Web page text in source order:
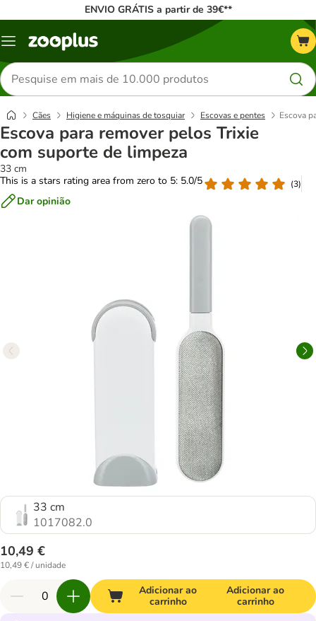
ENVIO GRÁTIS a partir de 39€**
Menu
Pesquisar
produtos
Cães Higiene e máquinas de tosquiar Escovas e pentes Escova
Escova para remover pelos Trixie
com suporte de limpeza
33 cm
This is a stars rating area from zero to 5: 5.0/5
(3)
Dar opinião
33 cm
1017082.0
10,49 €
10,49 € / unidade
Adicionar ao
carrinho
Adicionar ao
carrinho